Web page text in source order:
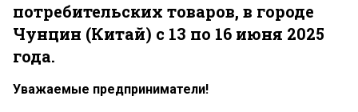
потребительских товаров, в городе
Чунцин (Китай) с 13 по 16 июня 2025
года.
Уважаемые предприниматели!